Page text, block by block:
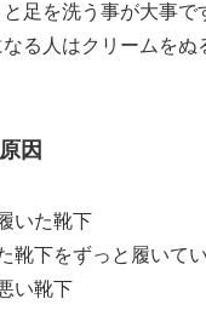
足を洗う事が大事で
る人はクリームをぬ
因
いた靴下
靴下をずっと履いて
い靴下